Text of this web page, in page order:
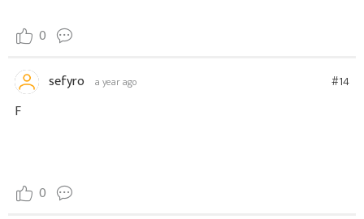
0
sefyro a year ago #14
F
0